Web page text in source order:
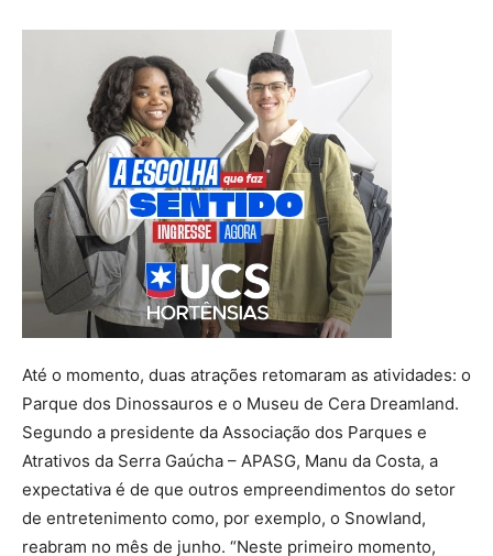
Até o momento, duas atrações retomaram as atividades: o
Parque dos Dinossauros e o Museu de Cera Dreamland.
Segundo a presidente da Associação dos Parques e
Atrativos da Serra Gaúcha – APASG, Manu da Costa, a
expectativa é de que outros empreendimentos do setor
de entretenimento como, por exemplo, o Snowland,
reabram no mês de junho. “Neste primeiro momento,